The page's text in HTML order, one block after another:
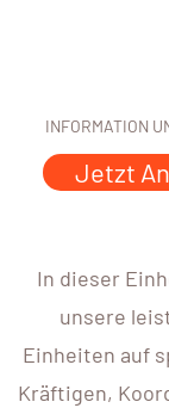
INFORMATION
Jetzt
In dieser
unsere
Einheiten auf
Kräftigen,